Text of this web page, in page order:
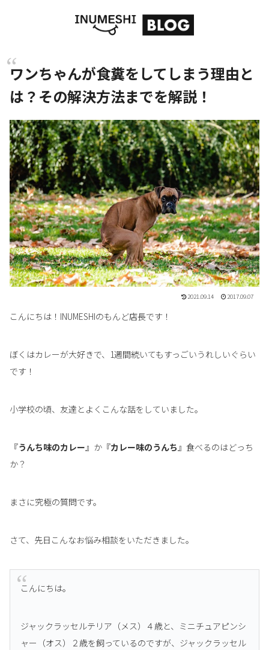
ワンちゃんが食糞をしてしまう理由と
は？その解決方法までを解説！
2021.09.14 2017.09.07
こんにちは！INUMESHIのもんど店長です！
ぼくはカレーが大好きで、1週間続いてもすっごいうれしいぐらい
です！
小学校の頃、友達とよくこんな話をしていました。
『うんち味のカレー 』か『カレー味のうんち 』食べるのはどっち
か？
まさに究極の質問です。
さて、先日こんなお悩み相談をいただきました。
こんにちは。
ジャックラッセルテリア（メス）４歳と、ミニチュアピンシ
ャー（オス）２歳を飼っているのですが、ジャックラッセル